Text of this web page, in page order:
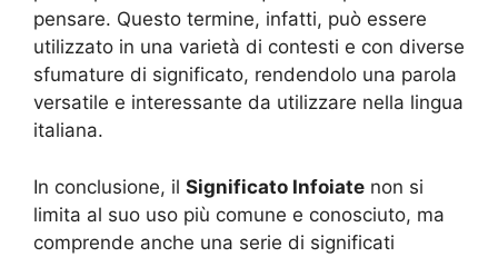
pensare. Questo termine, infatti, può essere
utilizzato in una varietà di contesti e con diverse
sfumature di significato, rendendolo una parola
versatile e interessante da utilizzare nella lingua
italiana.
In conclusione, il Significato Infoiate non si
limita al suo uso più comune e conosciuto, ma
comprende anche una serie di significati